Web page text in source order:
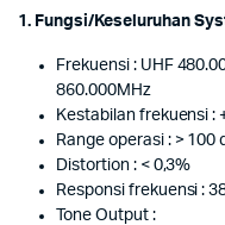
1. Fungsi/Keseluruhan
Frekuensi : UHF
860.000MHz
Kestabilan frekuensi :
Range operasi : > 100
Distortion : < 0,3%
Responsi frekuensi :
Tone Output :